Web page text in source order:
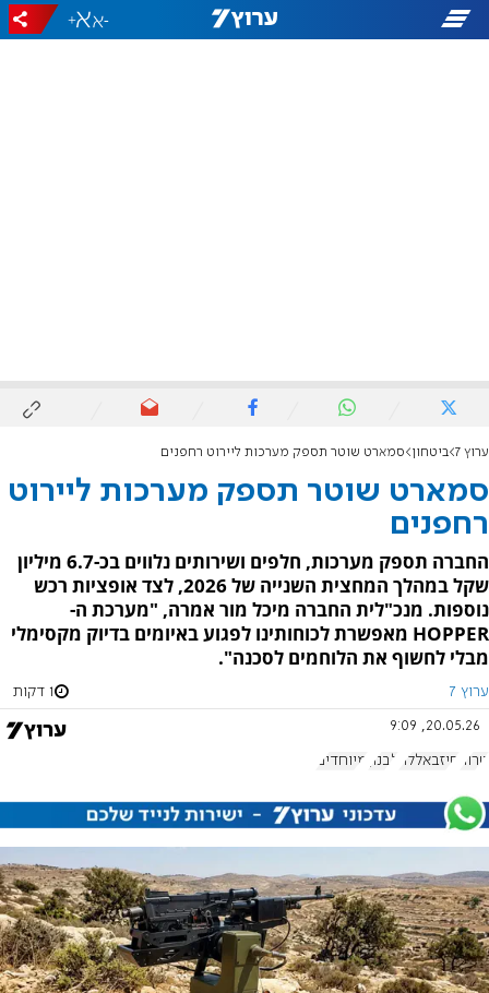
-
+
ערוץ 7 ביטחון סמארט שוטר תספק מערכות ליירוט רחפנים
סמארט שוטר תספק מערכות ליירוט
רחפנים
החברה תספק מערכות, חלפים ושירותים נלווים בכ-6.7 מיליון
שקל במהלך המחצית השנייה של 2026, לצד אופציות רכש
נוספות. מנכ"לית החברה מיכל מור אמרה, "מערכת ה-
HOPPER מאפשרת לכוחותינו לפגוע באיומים בדיוק מקסימלי
מבלי לחשוף את הלוחמים לסכנה".
ערוץ 7 1 דקות
20.05.26, 9:09
טרור חיזבאללה לבנון מיוחדים